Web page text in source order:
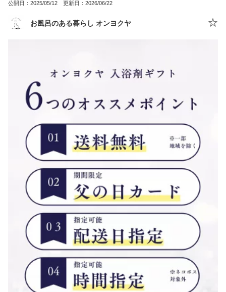
公開日：2025/05/12 更新日：2026/06/22
お風呂のある暮らし オンヨクヤ